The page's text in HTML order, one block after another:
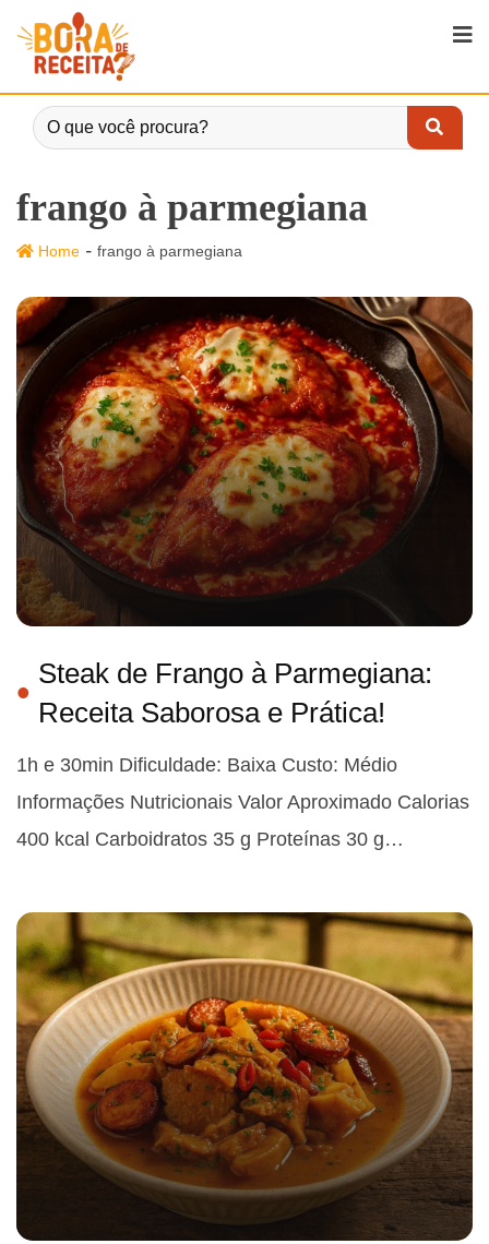
frango à parmegiana
Home - frango à parmegiana
Steak de Frango à Parmegiana:
Receita Saborosa e Prática!
1h e 30min Dificuldade: Baixa Custo: Médio
Informações Nutricionais Valor Aproximado Calorias
400 kcal Carboidratos 35 g Proteínas 30 g…